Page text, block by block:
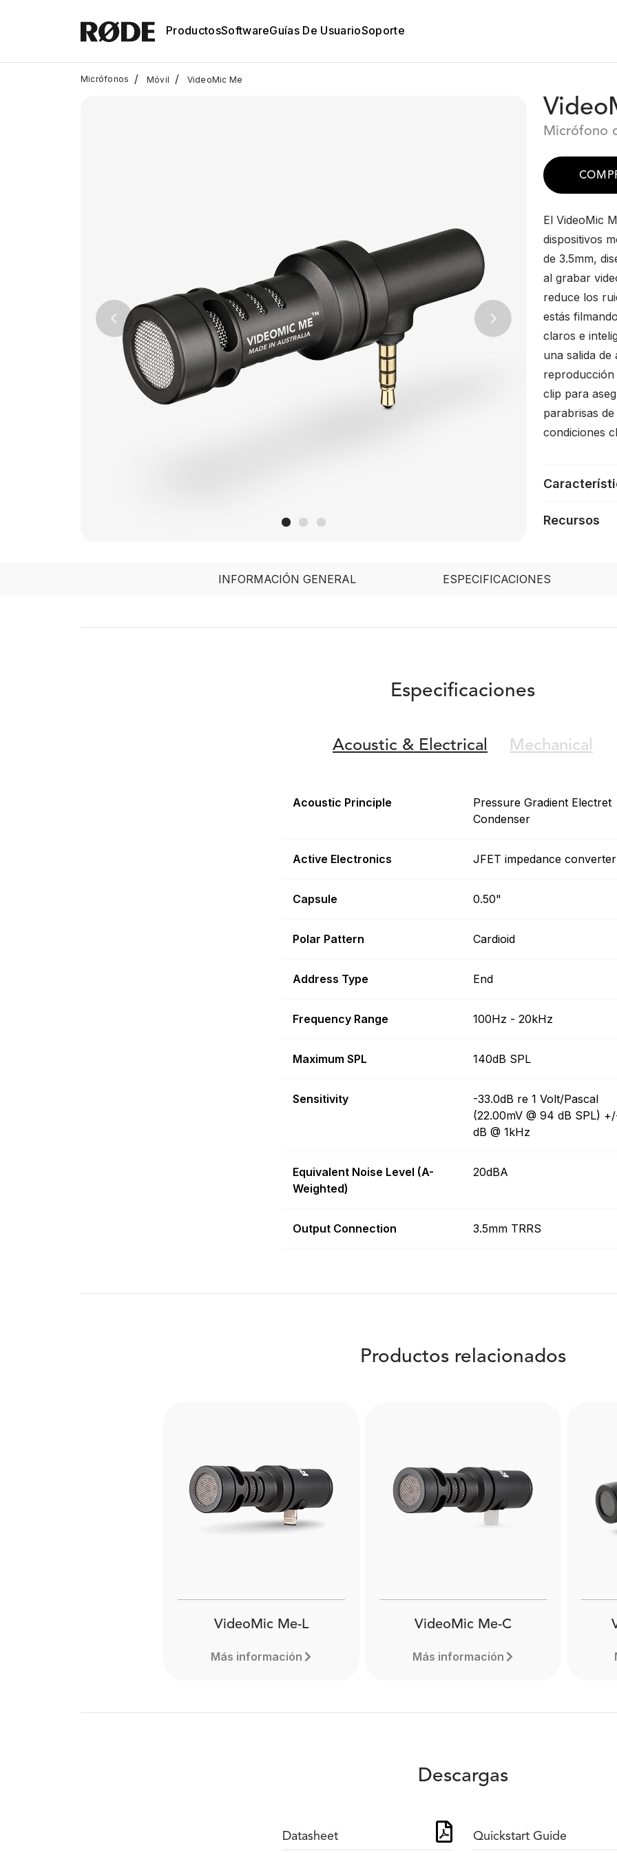
ProductosSoftwareGuías De UsuarioSoporte
Micrófonos / Móvil / VideoMic Me
Previous Next
Micrófono
El VideoMic
dispositivos
de 3.5mm,
al grabar
reduce los
estás
claros e
una salida
reproducción
clip para
parabrisas
condiciones
Recursos
INFORMACIÓN GENERAL ESPECIFICACIONES
Especificaciones
Acoustic & Electrical Mechanical
Acoustic Principle
Pressure Gradient Electret
Condenser
Active Electronics JFET impedance converter
Capsule 0.50"
Polar Pattern Cardioid
Address Type End
Frequency Range 100Hz - 20kHz
Maximum SPL 140dB SPL
Sensitivity
-33.0dB re 1 Volt/Pascal
(22.00mV @ 94 dB SPL)
dB @ 1kHz
Equivalent Noise Level (A-
Weighted)
20dBA
Output Connection 3.5mm TRRS
Productos relacionados
VideoMic Me-L
Más información
VideoMic Me-C
Más información
Descargas
Datasheet Quickstart Guide